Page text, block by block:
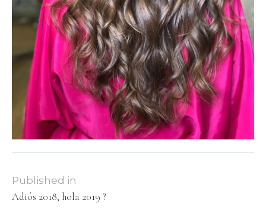
Published in
Adiós 2018, hola 2019 ?